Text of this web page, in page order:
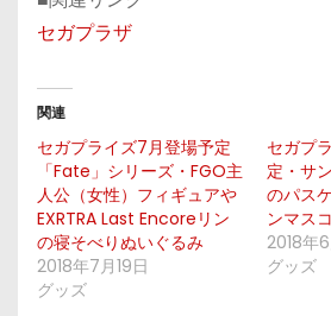
セガプラザ
関連
セガプライズ7月登場予定
「Fate」シリーズ・FGO主
人公（女性）フィギュアや
EXRTRA Last Encoreリン
の寝そべりぬいぐるみ
2018年7月19日
グッズ
セガプ
定・サ
のパス
ンマス
2018年
グッズ